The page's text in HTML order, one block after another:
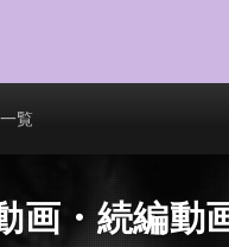
覧
動画・続編